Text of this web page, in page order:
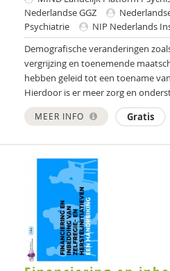
Jessy Berkvens
Monique Beurskens
Gabriël van Beusekom
Marc van Bijsterveldt
Alice de Boer
Frank Bogman
Maaike Bolhuis
Nynke Boonstra
Jenny Boumans
Nederlandse GGZ
Psychiatrie
NIP Nederlands
Demografische veranderingen
vergrijzing en toenemende
hebben geleid tot een toename
Hierdoor is er meer zorg en
MEER INFO Gratis